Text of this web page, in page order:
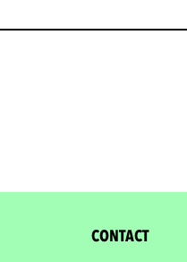
CONTACT